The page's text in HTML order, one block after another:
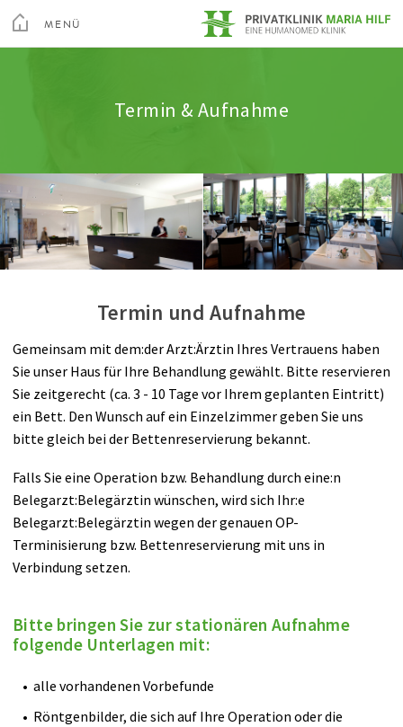
Menu
MENÜ
Privatklinik Maria Hilf
Arztsuche
Magazin Karriere Kontakt
Termin & Aufnahme
Schulter
Hand
Hüfte
Knie
Fuß
Plastische Chirurgie
Innere Medizin
Neurologie
HNO
Belegärzte
Berufspraktikum
Ihr Aufenthalt
Ausstattung & Komfort
Wissenswertes A-Z
Rechte & Pflichten
Über Uns
Leitbild
Videos
Ambulante Rehabilitation
altis_med
Aktive altis Sportler
Anreise
Termin und Aufnahme
Gemeinsam mit dem:der Arzt:Ärztin Ihres Vertrauens haben
Sie unser Haus für Ihre Behandlung gewählt. Bitte reservieren
Sie zeitgerecht (ca. 3 - 10 Tage vor Ihrem geplanten Eintritt)
ein Bett. Den Wunsch auf ein Einzelzimmer geben Sie uns
bitte gleich bei der Bettenreservierung bekannt.
Falls Sie eine Operation bzw. Behandlung durch eine:n
Belegarzt:Belegärztin wünschen, wird sich Ihr:e
Belegarzt:Belegärztin wegen der genauen OP-
Terminisierung bzw. Bettenreservierung mit uns in
Verbindung setzen.
Bitte bringen Sie zur stationären Aufnahme
folgende Unterlagen mit:
alle vorhandenen Vorbefunde
Röntgenbilder, die sich auf Ihre Operation oder die